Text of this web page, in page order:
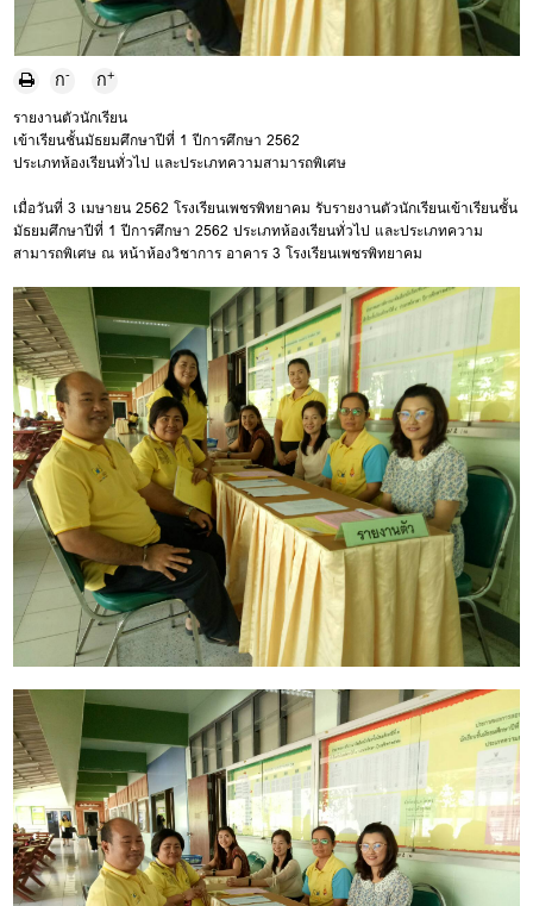
ก- ก+
รายงานตัวนักเรียน
เข้าเรียนชั้นมัธยมศึกษาปีที่ 1 ปีการศึกษา 2562
ประเภทห้องเรียนทั่วไป และประเภทความสามารถพิเศษ
เมื่อวันที่ 3 เมษายน 2562 โรงเรียนเพชรพิทยาคม รับรายงานตัวนักเรียนเข้าเรียนชั้น
มัธยมศึกษาปีที่ 1 ปีการศึกษา 2562 ประเภทห้องเรียนทั่วไป และประเภทความ
สามารถพิเศษ ณ หน้าห้องวิชาการ อาคาร 3 โรงเรียนเพชรพิทยาคม